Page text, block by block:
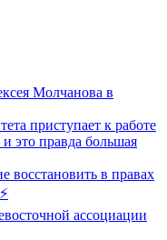
Молчанова в
приступает к работе
это правда большая
в правах
ассоциации